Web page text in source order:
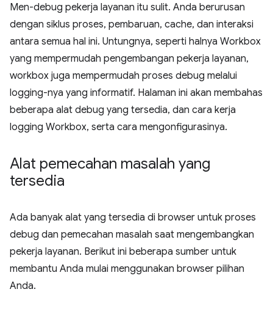
Men-debug pekerja layanan itu sulit. Anda berurusan
dengan siklus proses, pembaruan, cache, dan interaksi
antara semua hal ini. Untungnya, seperti halnya Workbox
yang mempermudah pengembangan pekerja layanan,
workbox juga mempermudah proses debug melalui
logging-nya yang informatif. Halaman ini akan membahas
beberapa alat debug yang tersedia, dan cara kerja
logging Workbox, serta cara mengonfigurasinya.
Alat pemecahan masalah yang
tersedia
Ada banyak alat yang tersedia di browser untuk proses
debug dan pemecahan masalah saat mengembangkan
pekerja layanan. Berikut ini beberapa sumber untuk
membantu Anda mulai menggunakan browser pilihan
Anda.